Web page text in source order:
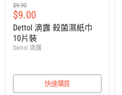
建
議
零
售
價
$9.90
售
價
$9.00
Dettol 滴露 殺菌濕紙巾
10片裝
Dettol 滴露
快速購買